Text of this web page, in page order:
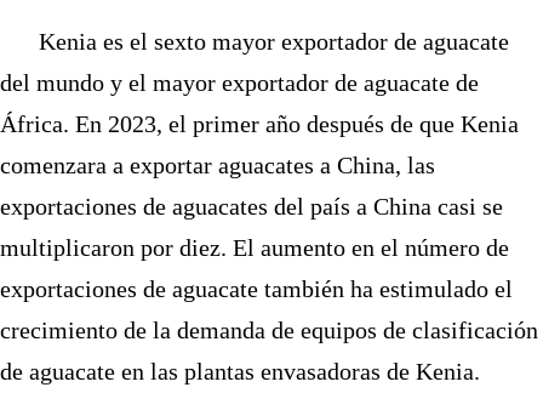
Kenia es el sexto mayor exportador de aguacate
del mundo y el mayor exportador de aguacate de
África. En 2023, el primer año después de que Kenia
comenzara a exportar aguacates a China, las
exportaciones de aguacates del país a China casi se
multiplicaron por diez. El aumento en el número de
exportaciones de aguacate también ha estimulado el
crecimiento de la demanda de equipos de clasificación
de aguacate en las plantas envasadoras de Kenia.